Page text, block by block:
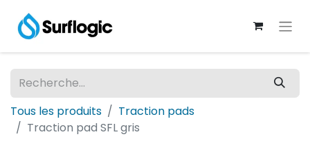
Tous les produits
Traction pads
Traction pad SFL gris